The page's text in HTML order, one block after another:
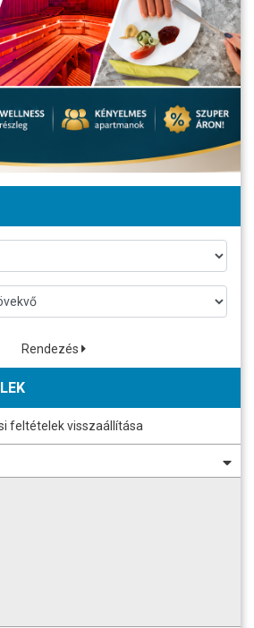
Rendezés
feltételek visszaállítása